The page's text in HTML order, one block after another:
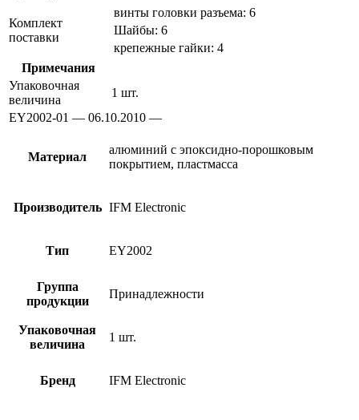
Комплект
поставки
винты головки разъема: 6
Шайбы: 6
крепежные гайки: 4
Примечания
Упаковочная
величина
1 шт.
EY2002-01 — 06.10.2010 —
Материал
алюминий с эпоксидно-порошковым
покрытием, пластмасса
Производитель IFM Electronic
Тип EY2002
Группа
продукции
Принадлежности
Упаковочная
величина
1 шт.
Бренд IFM Electronic